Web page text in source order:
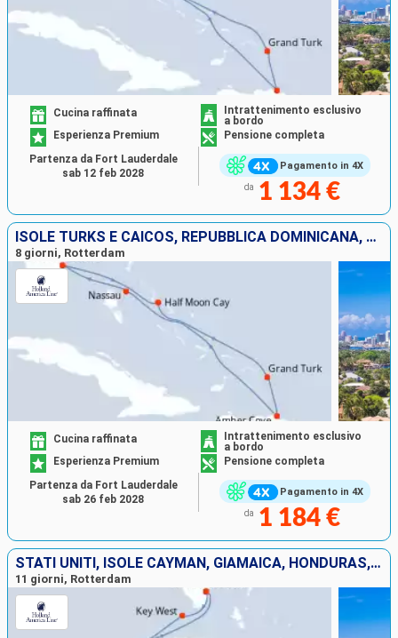
Pagamento in 4X
Cucina raffinata
Intrattenimento esclusivo
a bordo
Esperienza Premium
Pensione completa
da 1 134 €
Partenza da Fort Lauderdale
sab 12 feb 2028
ISOLE TURKS E CAICOS, REPUBBLICA DOMINICANA, BAHAMAS, STATI UNITI
8 giorni, Rotterdam
Pagamento in 4X
Cucina raffinata
Intrattenimento esclusivo
a bordo
Esperienza Premium
Pensione completa
da 1 184 €
Partenza da Fort Lauderdale
sab 26 feb 2028
STATI UNITI, ISOLE CAYMAN, GIAMAICA, HONDURAS, BELIZE, MESSICO
11 giorni, Rotterdam